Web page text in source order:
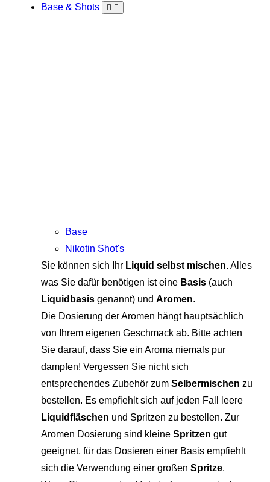
Base & Shots
Base
Nikotin Shot's
Sie können sich Ihr Liquid selbst mischen. Alles
was Sie dafür benötigen ist eine Basis (auch
Liquidbasis genannt) und Aromen.
Die Dosierung der Aromen hängt hauptsächlich
von Ihrem eigenen Geschmack ab. Bitte achten
Sie darauf, dass Sie ein Aroma niemals pur
dampfen! Vergessen Sie nicht sich
entsprechendes Zubehör zum Selbermischen zu
bestellen. Es empfiehlt sich auf jeden Fall leere
Liquidfläschen und Spritzen zu bestellen. Zur
Aromen Dosierung sind kleine Spritzen gut
geeignet, für das Dosieren einer Basis empfiehlt
sich die Verwendung einer großen Spritze.